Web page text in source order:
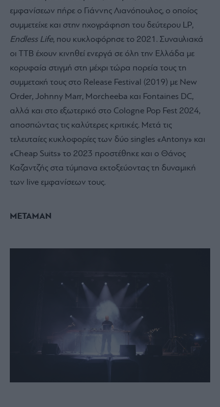
εμφανίσεων πήρε ο Γιάννης Λιανόπουλος, ο οποίος
συμμετείχε και στην ηχογράφηση του δεύτερου LP,
Endless Life, που κυκλοφόρησε το 2021. Συναυλιακά
οι ΤΤΒ έχουν κινηθεί ενεργά σε όλη την Ελλάδα με
κορυφαία στιγμή στη μέχρι τώρα πορεία τους τη
συμμετοχή τους στο Release Festival (2019) με New
Order, Johnny Marr, Morcheeba και Fontaines DC,
αλλά και στο εξωτερικό στο Cologne Pop Fest 2024,
αποσπώντας τις καλύτερες κριτικές. Μετά τις
τελευταίες κυκλοφορίες των δύο singles «Antony» και
«Cheap Suits» το 2023 προστέθηκε και ο Θάνος
Καζαντζής στα τύμπανα εκτοξεύοντας τη δυναμική
των live εμφανίσεων τους.
METAMAN